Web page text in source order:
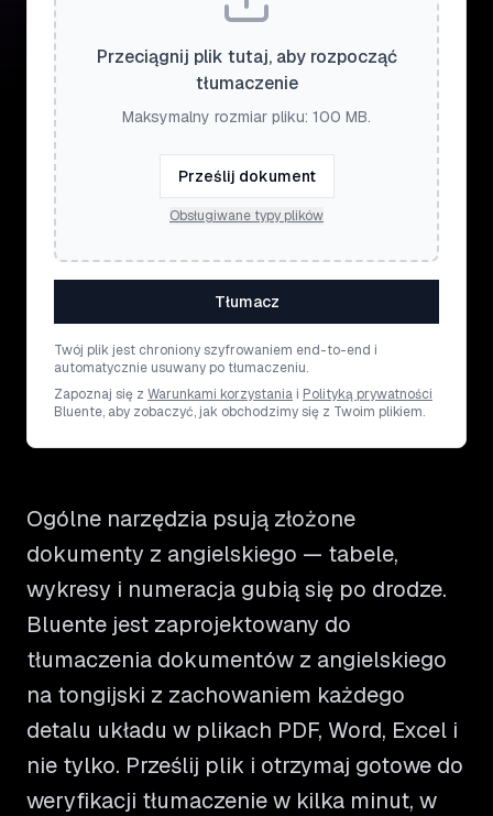
Przeciągnij plik tutaj, aby rozpocząć
tłumaczenie
Maksymalny rozmiar pliku: 100 MB.
Prześlij dokument
Obsługiwane typy plików
Tłumacz
Twój plik jest chroniony szyfrowaniem end-to-end i
automatycznie usuwany po tłumaczeniu.
Zapoznaj się z Warunkami korzystania i Polityką prywatności
Bluente, aby zobaczyć, jak obchodzimy się z Twoim plikiem.
Ogólne narzędzia psują złożone
dokumenty z angielskiego — tabele,
wykresy i numeracja gubią się po drodze.
Bluente jest zaprojektowany do
tłumaczenia dokumentów z angielskiego
na tongijski z zachowaniem każdego
detalu układu w plikach PDF, Word, Excel i
nie tylko. Prześlij plik i otrzymaj gotowe do
weryfikacji tłumaczenie w kilka minut, w